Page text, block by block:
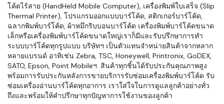
โค้ดไร้สาย (HandHeld Mobile Computer), เครื่องพิมพ์ใบเสร็จ (Slip
Thermal Printer), โปรแกรมออกแบบบาร์โค้ด, สติกเกอร์บาร์โค้ด,
ฉลากพิมพ์บาร์โค้ด, ผ้าหมึกริบบอนบาร์โค้ด เครื่องพิมพ์บาร์โค้ดขนาด
เล็กหรือเครื่องพิมพ์บาร์โค้ดขนาดใหญ่เราก็มีและรับปรึกษาการทำ
ระบบบาร์โค้ดทุกรูปแบบ บริษัทฯ เป็นตัวแทนจำหน่ายสินค้าจากหลาก
หลายแบรนด์ อาทิเช่น Zebra, TSC, Honeywell, Printronix, GoDEX,
SATO, Epson, Point Mobileฯ. สินค้าทุกชิ้นได้รับประกันคุณภาพสูง
พร้อมการรับประกันหลังการขายบริการรับซ่อมเครื่องพิมพ์บาร์โค้ด รับ
ซ่อมเครื่องอ่านบาร์โค้ดทุกอาการ เราใส่ใจในการดูแลลูกค้าอย่างทั่ว
ถึงและพร้อมให้คำปรึกษาทุกปัญหาการใช้งานของลูกค้า